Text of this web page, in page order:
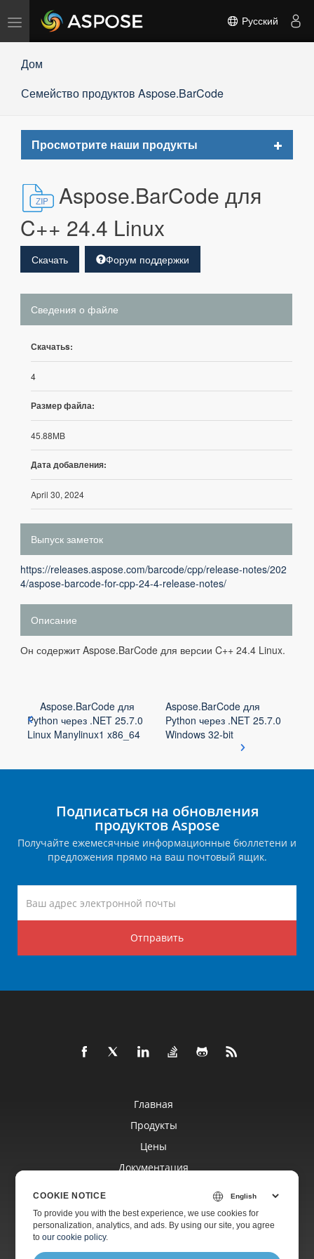
Переключить
навигацию
Русский
Дом
Семейство продуктов Aspose.BarCode
Просмотрите наши продукты
Toggle
Aspose.BarCode для
C++ 24.4 Linux
Скачать Форум поддержки
Сведения о файле
Скачатьs:
4
Размер файла:
45.88MB
Дата добавления:
April 30, 2024
Выпуск заметок
https://releases.aspose.com/barcode/cpp/release-notes/202
4/aspose-barcode-for-cpp-24-4-release-notes/
Описание
Он содержит Aspose.BarCode для версии C++ 24.4 Linux.
Aspose.BarCode для
Python через .NET 25.7.0
Linux Manylinux1 x86_64
Aspose.BarCode для
Python через .NET 25.7.0
Windows 32-bit
Подписаться на обновления
продуктов Aspose
Получайте ежемесячные информационные бюллетени и
предложения прямо на ваш почтовый ящик.
Отправить
Главная
Продукты
Цены
Документация
Платная Поддержка
COOKIE NOTICE
To provide you with the best experience, we use cookies for
personalization, analytics, and ads. By using our site, you agree
toour cookie policy.